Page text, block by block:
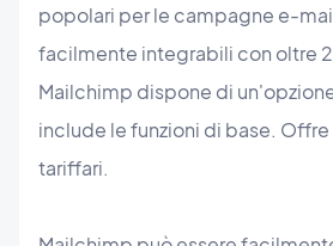
popolari per le campagne e-
facilmente integrabili con oltre
Mailchimp dispone di
include le funzioni di base.
tariffari.